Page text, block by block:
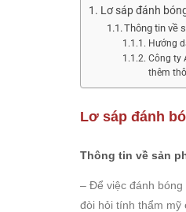
Lơ sáp đánh
Thông tin về
Hướng
Công ty
thêm
Lơ sáp đánh
Thông tin về sản
– Để việc đánh
đòi hỏi tính thẩm mỹ